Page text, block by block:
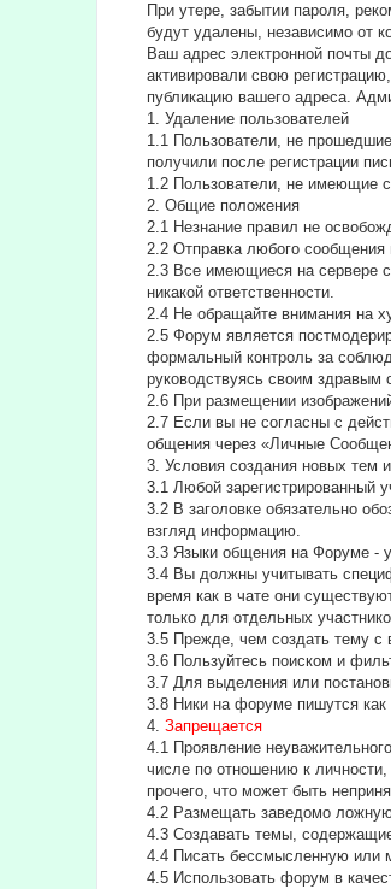
При утере, забытии пароля,
будут удалены, независимо от
Ваш адрес электронной почты
активировали свою
публикацию вашего адреса.
1. Удаление пользователей
1.1 Пользователи, не
получили после регистрации
1.2 Пользователи, не имеющие
2. Общие положения
2.1 Hезнание правил не
2.2 Отправка любого
2.3 Все имеющиеся на сервере
никакой ответственности.
2.4 Не обращайте внимания на
2.5 Форум является
формальный контроль за
руководствуясь своим
2.6 При размещении
2.7 Если вы не согласны с
общения через «Личные
3. Условия создания новых тем
3.1 Любой зарегистрированный
3.2 В заголовке обязательно
взгляд информацию.
3.3 Языки общения на Форуме -
3.4 Вы должны учитывать
время как в чате они
только для отдельных
3.5 Прежде, чем создать тему с
3.6 Пользуйтесь поиском и
3.7 Для выделения или
3.8 Ники на форуме пишутся как
4.Запрещается
4.1 Проявление
числе по отношению к
прочего, что может быть
4.2 Размещать заведомо
4.3 Создавать темы,
4.4 Писать бессмысленнyю или
4.5 Использовать форум в